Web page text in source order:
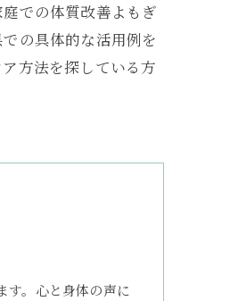
での体質改善よもぎ
の具体的な活用例を
方法を探している方
す。心と身体の声に